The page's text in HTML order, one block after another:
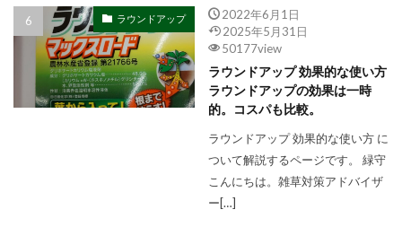
ラウンドアップ
2022年6月1日
2025年5月31日
50177view
ラウンドアップ 効果的な使い方
ラウンドアップの効果は一時
的。コスパも比較。
ラウンドアップ 効果的な使い方 に
ついて解説するページです。 緑守
こんにちは。雑草対策アドバイザ
ー[…]